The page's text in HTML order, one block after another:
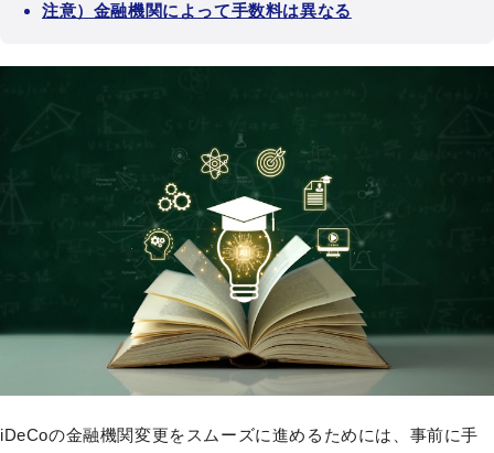
注意）金融機関によって手数料は異なる
iDeCoの金融機関変更をスムーズに進めるためには、事前に手